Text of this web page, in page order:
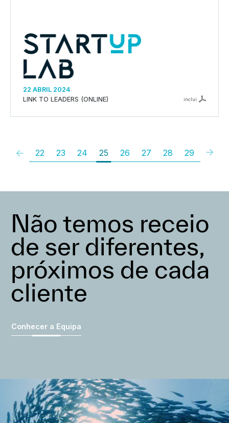
22 ABRIL 2024
LINK TO LEADERS (ONLINE)
inclui
22 23 24 25 26 27 28 29
Não temos receio
de ser diferentes,
próximos de cada
cliente
Conhecer a Equipa